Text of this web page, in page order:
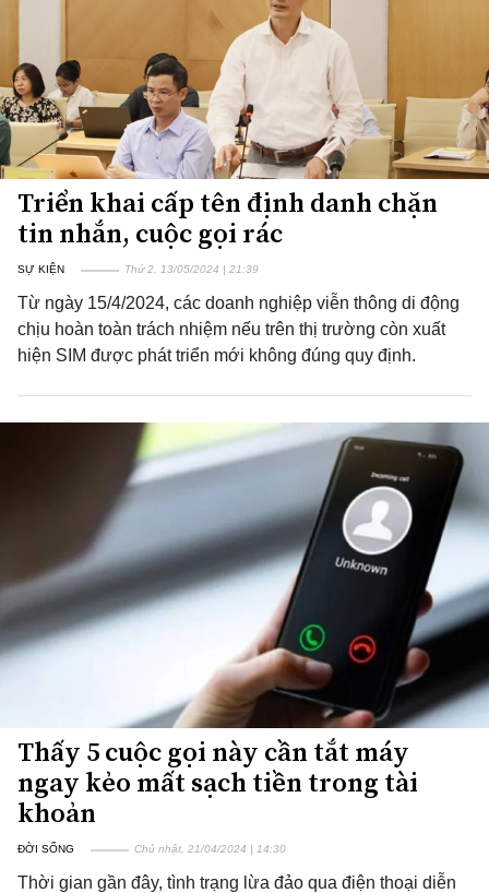
Triển khai cấp tên định danh chặn
tin nhắn, cuộc gọi rác
SỰ KIỆN Thứ 2, 13/05/2024 | 21:39
Từ ngày 15/4/2024, các doanh nghiệp viễn thông di động
chịu hoàn toàn trách nhiệm nếu trên thị trường còn xuất
hiện SIM được phát triển mới không đúng quy định.
Thấy 5 cuộc gọi này cần tắt máy
ngay kẻo mất sạch tiền trong tài
khoản
ĐỜI SỐNG Chủ nhật, 21/04/2024 | 14:30
Thời gian gần đây, tình trạng lừa đảo qua điện thoại diễn